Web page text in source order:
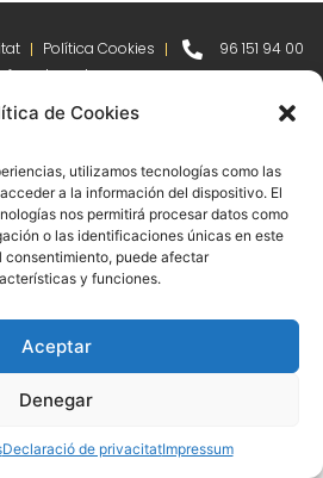
de Cookies
utilizamos tecnologías como las
a la información del dispositivo. El
nos permitirá procesar datos como
o las identificaciones únicas en este
consentimiento, puede afectar
y funciones.
Aceptar
Denegar
Declaració de privacitatImpressum
S.L. |Créditos
Política Cookies
96 151 94 00